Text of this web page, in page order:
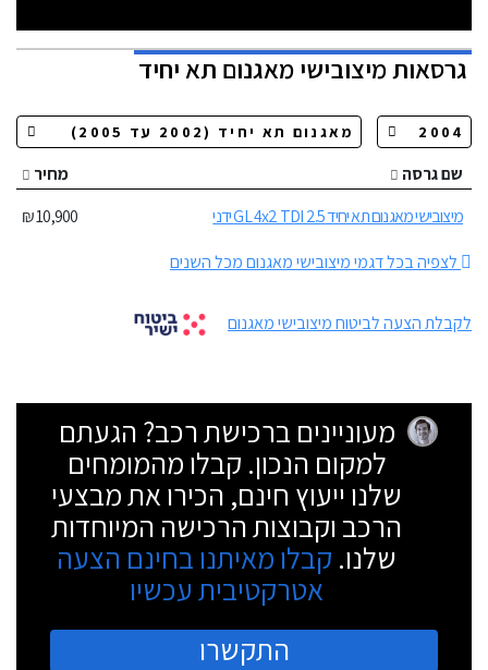
גרסאותמיצובישי מאגנום תא יחיד
שם גרסה
מחיר
מיצובישי מאגנום תא יחיד GL 4x2 TDI 2.5 ידני
10,900 ₪
לצפיה בכל דגמי מיצובישי מאגנום מכל השנים
לקבלת הצעה לביטוח מיצובישי מאגנום
מעוניינים ברכישת רכב? הגעתם
למקום הנכון. קבלו מהמומחים
שלנו ייעוץ חינם, הכירו את מבצעי
הרכב וקבוצות הרכישה המיוחדות
שלנו. קבלו מאיתנו בחינם הצעה
אטרקטיבית עכשיו
התקשרו